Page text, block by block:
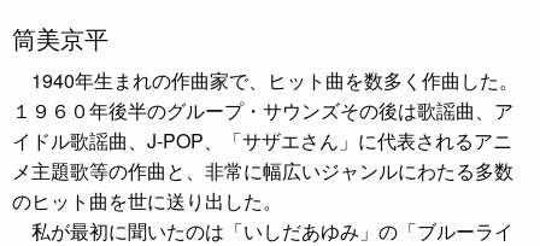
筒美京平
1940年生まれの作曲家で、ヒット曲を数多く作曲した。
１９６０年後半のグループ・サウンズその後は歌謡曲、ア
イドル歌謡曲、J-POP、「サザエさん」に代表されるアニ
メ主題歌等の作曲と、非常に幅広いジャンルにわたる多数
のヒット曲を世に送り出した。
私が最初に聞いたのは「いしだあゆみ」の「ブルーライ